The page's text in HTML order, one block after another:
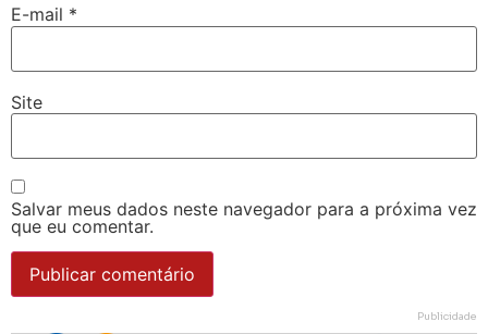
E-mail *
Site
Salvar meus dados neste navegador para a próxima vez
que eu comentar.
Publicidade